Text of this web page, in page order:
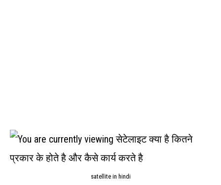
satellite in hindi